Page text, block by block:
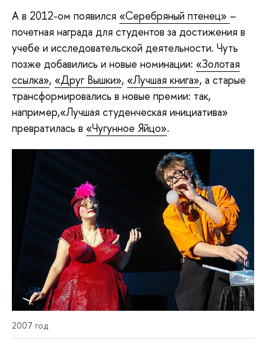
А в 2012-ом появился «Серебряный птенец» –
почетная награда для студентов за достижения в
учебе и исследовательской деятельности. Чуть
позже добавились и новые номинации: «Золотая
ссылка», «Друг Вышки», «Лучшая книга», а старые
трансформировались в новые премии: так,
например,«Лучшая студенческая инициатива»
превратилась в «Чугунное Яйцо».
2007 год